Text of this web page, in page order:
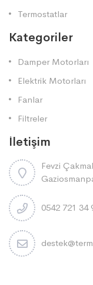
Termostatlar
Kategoriler
Damper Motorları
Elektrik Motorları
Fanlar
Filtreler
İletişim
Fevzi
0542 721 34